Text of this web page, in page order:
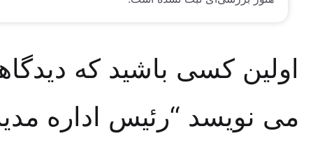
کسی باشید که دیدگاهی
“رئیس اداره مدیریت